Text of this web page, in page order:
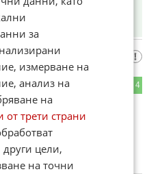
4
за
измерване на
анализ на
на
от трети страни
цели,
на точни